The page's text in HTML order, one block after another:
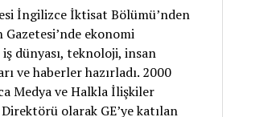
İngilizce İktisat Bölümü’nden
Gazetesi’nde ekonomi
dünyası, teknoloji, insan
ve haberler hazırladı. 2000
Medya ve Halkla İlişkiler
olarak GE’ye katılan